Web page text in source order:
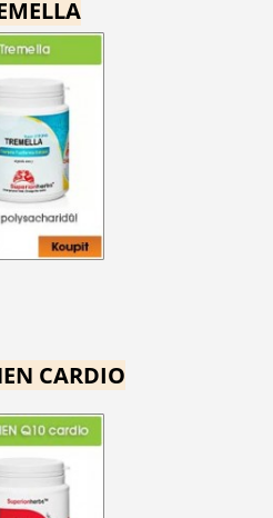
CARDIO